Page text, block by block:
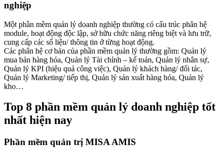
nghiệp
Một phần mềm quản lý doanh nghiệp thường có cấu trúc phân hệ
module, hoạt động độc lập, sở hữu chức năng riêng biệt và lưu trữ,
cung cấp các số liệu/ thông tin ở từng hoạt động.
Các phân hệ cơ bản của phần mềm quản lý thường gồm: Quản lý
mua bán hàng hóa, Quản lý Tài chính – kế toán, Quản lý nhân sự,
Quản lý KPI (hiệu quả công việc), Quản lý khách hàng/ đối tác,
Quản lý Marketing/ tiếp thị, Quản lý sản xuất hàng hóa, Quản lý
kho…
Top 8 phần mềm quản lý doanh nghiệp tốt
nhất hiện nay
Phần mềm quản trị MISA AMIS